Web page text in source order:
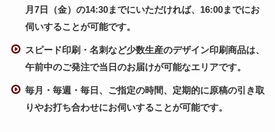
月7日（金）の14:30までにいただければ、16:00までにお
伺いすることが可能です。
スピード印刷・名刺など少数生産のデザイン印刷商品は、
午前中のご発注で当日のお届けが可能なエリアです。
毎月・毎週・毎日、ご指定の時間、定期的に原稿の引き取
りやお打ち合わせにお伺いすることが可能です。